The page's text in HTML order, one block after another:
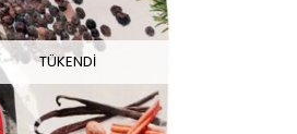
TÜKENDI